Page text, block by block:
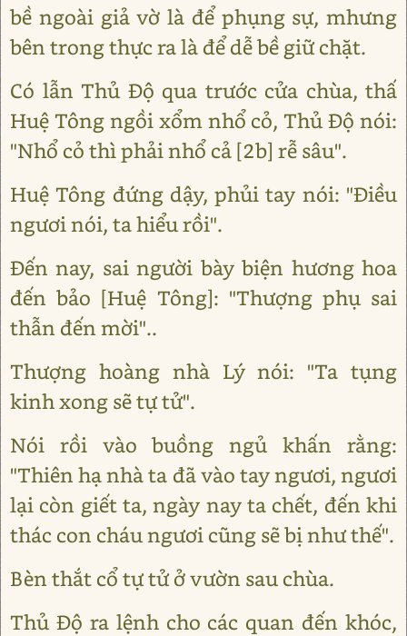
bề ngoài giả vờ là để phụng sự, mhưng
bên trong thực ra là để dễ bề giữ chặt.
Có lẫn Thủ Độ qua trước cửa chùa, thấ
Huệ Tông ngồi xổm nhổ cỏ, Thủ Độ nói:
"Nhổ cỏ thì phải nhổ cả [2b] rễ sâu".
Huệ Tông đứng dậy, phủi tay nói: "Điều
ngươi nói, ta hiểu rồi".
Đến nay, sai người bày biện hương hoa
đến bảo [Huệ Tông]: "Thượng phụ sai
thẫn đến mời"..
Thượng hoàng nhà Lý nói: "Ta tụng
kinh xong sẽ tự tử".
Nói rồi vào buồng ngủ khấn rằng:
"Thiên hạ nhà ta đã vào tay ngươi, ngươi
lại còn giết ta, ngày nay ta chết, đến khi
thác con cháu ngươi cũng sẽ bị như thế".
Bèn thắt cổ tự tử ở vườn sau chùa.
Thủ Độ ra lệnh cho các quan đến khóc,